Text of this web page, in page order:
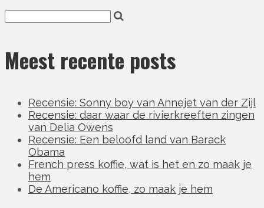
Meest recente posts
Recensie: Sonny boy van Annejet van der Zijl
Recensie: daar waar de rivierkreeften zingen
van Delia Owens
Recensie: Een beloofd land van Barack
Obama
French press koffie, wat is het en zo maak je
hem
De Americano koffie, zo maak je hem